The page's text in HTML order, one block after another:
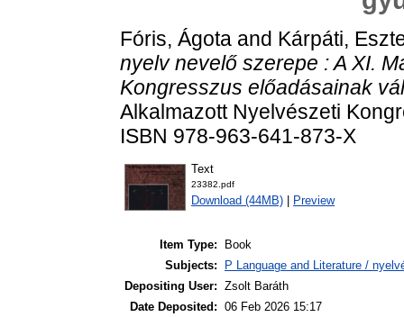
Fóris, Ágota and Kárpáti,
nyelv nevelő szerepe : A XI.
Kongresszus előadásainak
Alkalmazott Nyelvészeti
ISBN 978-963-641-873-X
Text
23382.pdf
Download (44MB) Preview
Item Type:
Book
Subjects:
P Language and Literature /
Depositing User: Zsolt Baráth
Date Deposited: 06 Feb 2026 15:17